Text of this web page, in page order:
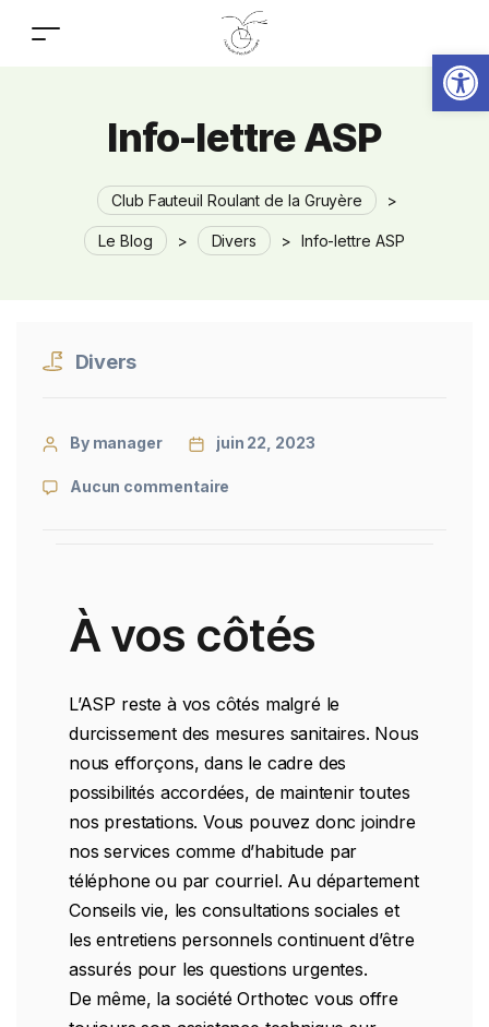
Info-lettre ASP
Club Fauteuil Roulant de la Gruyère >
Le Blog > Divers > Info-lettre ASP
Divers
By manager juin 22, 2023
Aucun commentaire
À vos côtés
L’ASP reste à vos côtés malgré le
durcissement des mesures sanitaires. Nous
nous efforçons, dans le cadre des
possibilités accordées, de maintenir toutes
nos prestations. Vous pouvez donc joindre
nos services comme d’habitude par
téléphone ou par courriel. Au département
Conseils vie, les consultations sociales et
les entretiens personnels continuent d’être
assurés pour les questions urgentes.
De même, la société Orthotec vous offre